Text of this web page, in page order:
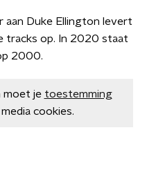
aan Duke Ellington levert
tracks op. In 2020 staat
2000.
moet je toestemming
cookies.